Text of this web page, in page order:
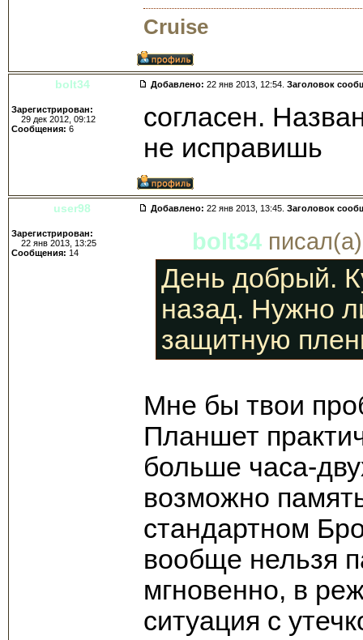
Cruise
bolt34 Добавлено: 22 янв 2013, 12:54. Заголовок
Зарегистрирован:
29 дек 2012, 09:12
Сообщения: 6
согласен.
не исправишь
user98 Добавлено: 22 янв 2013, 13:45. Заголовок
Зарегистрирован:
22 янв 2013, 13:25
Сообщения: 14 bolt34
День добрый.
назад. Нужно
защитную
Мне бы твои
Планшет
больше часа-
возможно
стандартном
вообще нельзя
мгновенно, в
ситуация с